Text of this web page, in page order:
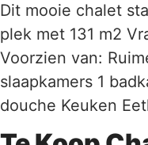
Dit mooie chalet
plek met 131 m2
Voorzien van:
slaapkamers 1
douche Keuken